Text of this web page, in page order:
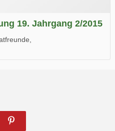
19. Jahrgang 2/2015